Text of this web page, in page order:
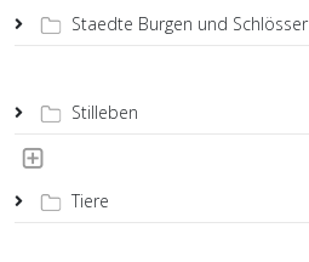
Staedte Burgen und Schlösser
Stilleben
Tiere